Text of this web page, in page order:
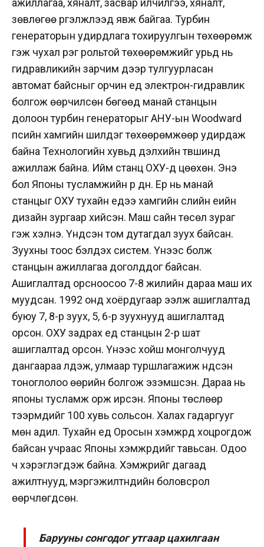
зөвлөгөө үргэлжлээд явж байгаа. Турбин
генераторын удирдлага тохируулгын төхөөрөмж
гэж чухал үүрэг рольтой төхөөрөмжийг урьд нь
гидравликийн зарчим дээр тулгуурласан
автомат байсныг орчин үед электрон-гидравлик
болгож өөрчилсөн бөгөөд манай станцын
долоон турбин генераторыг АНУ-ын Woodward
пүүсийн хамгийн шилдэг төхөөрөмжөөр удирдаж
байна Технологийн хувьд дэлхийн түвшинд
ажиллаж байна. Ийм станц ОХУ-д цөөхөн. Энэ
бол Японы тусламжийн үр дүн. Ер нь манай
станцыг ОХУ тухайн үедээ хамгийн сүүлийн үеийн
дизайн зургаар хийсэн. Маш сайн төсөл зураг
гэж хэлнэ. Үндсэн том дутагдал зуух байсан.
Зуухны тоос бэлдэх систем. Үүнээс болж
станцын ажиллагаа доголддог байсан.
Ашиглалтад орсноосоо 7-8 жилийн дараа маш их
муудсан. 1992 онд хоёрдугаар ээлж ашиглалтад
буюу 7, 8-р зуух, 5, 6-р зуухнууд ашиглалтад
орсон. ОХУ задрах үед станцын 2-р шат
ашиглалтад орсон. Үүнээс хойш монголчууд
дангаараа үлдэж, улмаар туршлагажиж үндсэн
тоноглолоо өөрийн болгож эзэмшсэн. Дараа нь
японы тусламж орж ирсэн. Японы төслөөр
тээрмүүдийг 100 хувь сольсон. Халах гадаргууг
мөн адил. Тухайн үед Оросын хэмжүүрүүд хоцрогдож
байсан учраас Японы хэмжүүрүүдийг тавьсан. Одоо
ч хэрэглэгдэж байна. Хэмжүүрийг дагаад
ажилтнууд, мэргэжилтнүүдийн боловсрол
өөрчлөгдсөн.
Барууны сонгодог утгаар цахилгаан